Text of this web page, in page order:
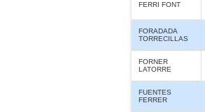
FERRI FONT
FORADADA
TORRECILLAS
FORNER
LATORRE
FUENTES
FERRER